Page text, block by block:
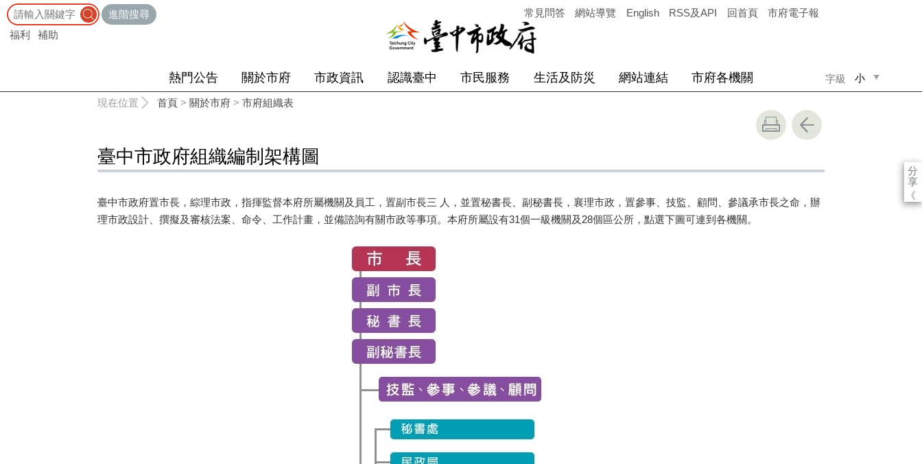
進階搜尋
福利
補助
常見問答 網站導覽 English RSS及API 回首頁 市府電子報
字級 小
熱門公告 關於市府 市政資訊 認識臺中 市民服務 生活及防災 網站連結 市府各機關
現在位置 首頁 > 關於市府 > 市府組織表
分
享
《
臺中市政府組織編制架構圖
臺中市政府置市長，綜理市政，指揮監督本府所屬機關及員工，置副市長三 人，並置秘書長、副秘書長，襄理市政，置參事、技監、顧問、參議承市長之命，辦
理市政設計、撰擬及審核法案、命令、工作計畫，並備諮詢有關市政等事項。本府所屬設有31個一級機關及28個區公所，點選下圖可連到各機關。